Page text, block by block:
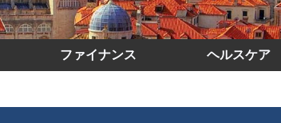
ファイナンス ヘルスケア